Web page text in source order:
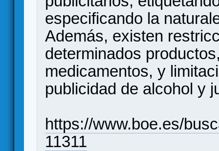
especificando la
Además, existen
determinados
medicamentos, y
publicidad de alcohol y
https://www.boe.es/
11311